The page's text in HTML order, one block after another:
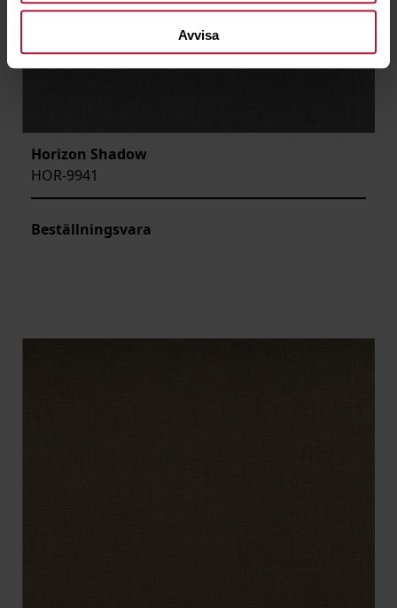
Avvisa
Horizon Shadow
HOR-9941
Beställningsvara